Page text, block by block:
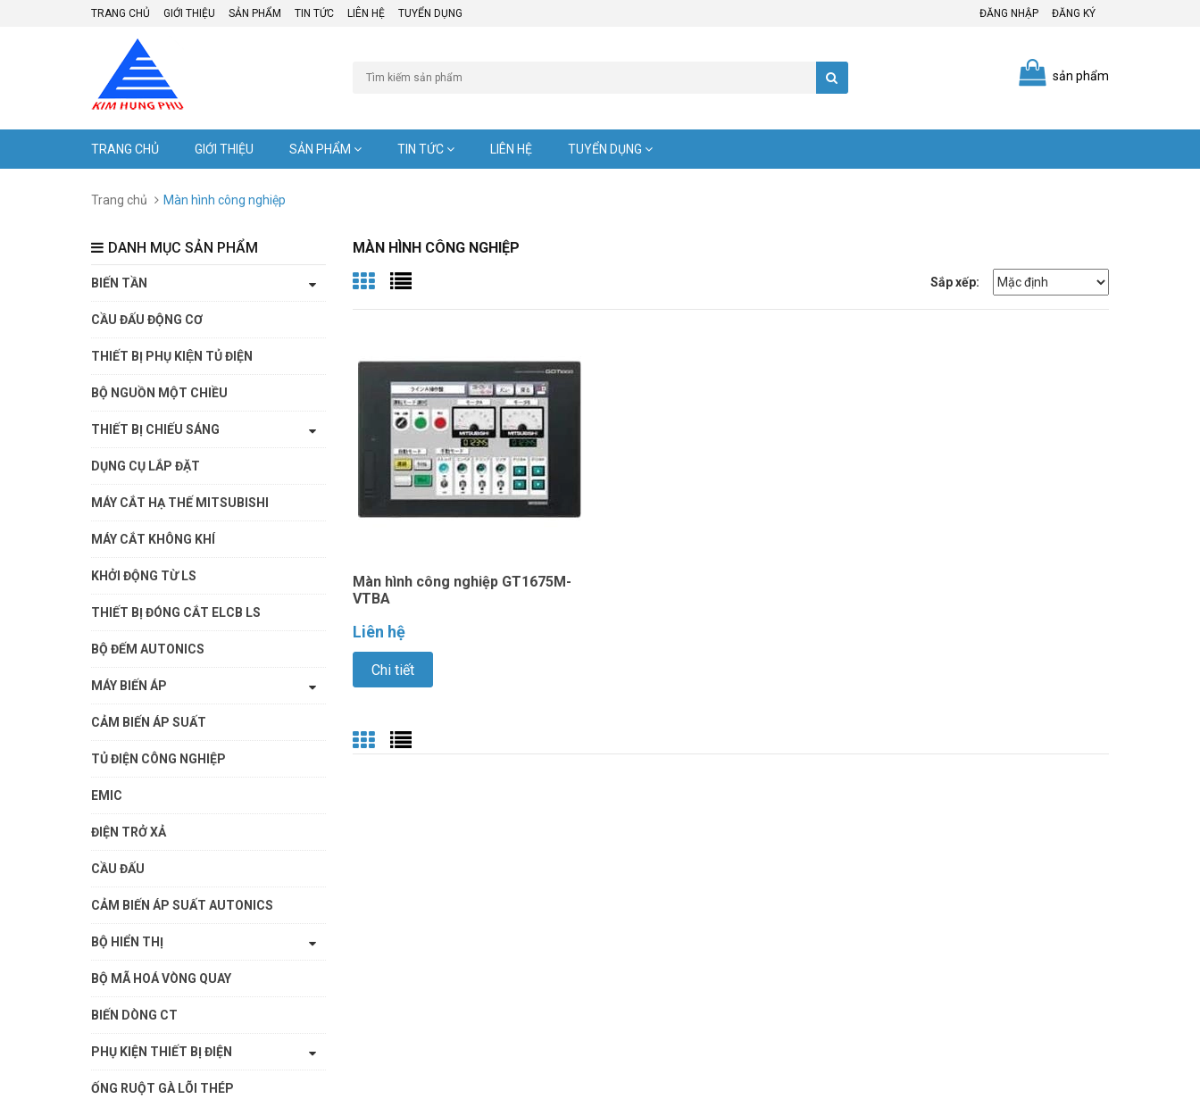
TRANG CHỦ GIỚI THIỆU SẢN PHẨM TIN TỨC LIÊN HỆ TUYỂN DỤNG ĐĂNG NHẬP ĐĂNG KÝ
sản phẩm
TRANG CHỦ GIỚI THIỆU SẢN PHẨM TIN TỨC LIÊN HỆ TUYỂN DỤNG
Trang chủ Màn hình công nghiệp
MÀN HÌNH CÔNG NGHIỆP
Sắp xếp:
Màn hình công nghiệp GT1675M-
VTBA
Liên hệ
Chi tiết
DANH MỤC SẢN PHẨM
BIẾN TẦN
CẦU ĐẤU ĐỘNG CƠ
THIẾT BỊ PHỤ KIỆN TỦ ĐIỆN
BỘ NGUỒN MỘT CHIỀU
THIẾT BỊ CHIẾU SÁNG
DỤNG CỤ LẮP ĐẶT
MÁY CẮT HẠ THẾ MITSUBISHI
MÁY CẮT KHÔNG KHÍ
KHỞI ĐỘNG TỪ LS
THIẾT BỊ ĐÓNG CẮT ELCB LS
BỘ ĐẾM AUTONICS
MÁY BIẾN ÁP
CẢM BIẾN ÁP SUẤT
TỦ ĐIỆN CÔNG NGHIỆP
EMIC
ĐIỆN TRỞ XẢ
CẦU ĐẤU
CẢM BIẾN ÁP SUẤT AUTONICS
BỘ HIỂN THỊ
BỘ MÃ HOÁ VÒNG QUAY
BIẾN DÒNG CT
PHỤ KIỆN THIẾT BỊ ĐIỆN
ỐNG RUỘT GÀ LÕI THÉP